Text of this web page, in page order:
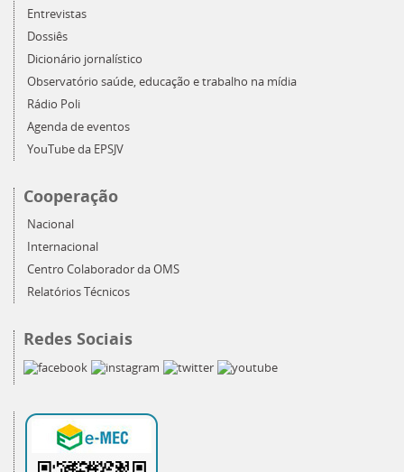
Entrevistas
Dossiês
Dicionário jornalístico
Observatório saúde, educação e trabalho na mídia
Rádio Poli
Agenda de eventos
YouTube da EPSJV
Cooperação
Nacional
Internacional
Centro Colaborador da OMS
Relatórios Técnicos
Redes Sociais